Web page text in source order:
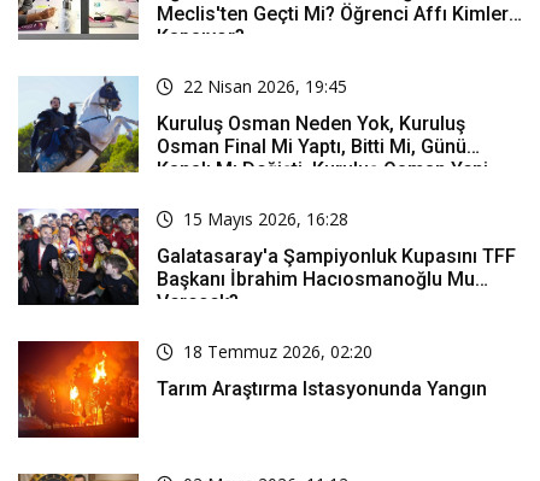
Meclis'ten Geçti Mi? Öğrenci Affı Kimleri
Kapsıyor?
22 Nisan 2026, 19:45
Kuruluş Osman Neden Yok, Kuruluş
Osman Final Mi Yaptı, Bitti Mi, Günü
Kanalı Mı Değişti, Kuruluş Osman Yeni
15 Mayıs 2026, 16:28
Galatasaray'a Şampiyonluk Kupasını TFF
Başkanı İbrahim Hacıosmanoğlu Mu
Verecek?
18 Temmuz 2026, 02:20
Tarım Araştırma Istasyonunda Yangın